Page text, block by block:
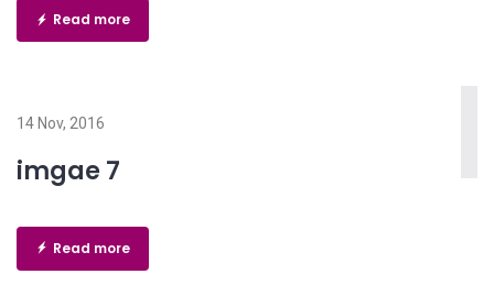
Read more
14 Nov, 2016
imgae 7
Read more